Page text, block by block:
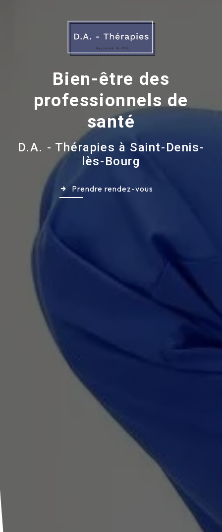
Bien-être des
professionnels de
santé
D.A. - Thérapies à Saint-Denis-
lès-Bourg
Prendre rendez-vous